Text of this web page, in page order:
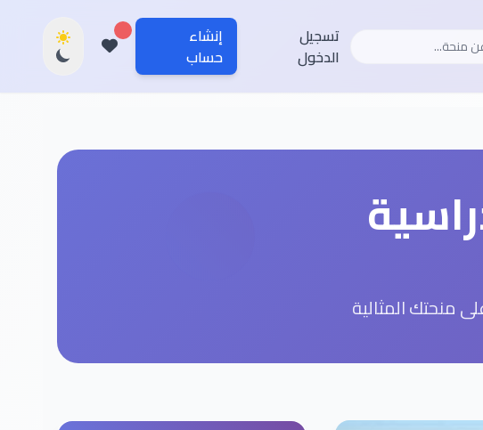
منحة
تسجيل
الدخول
إنشاء
حساب
منحتك المثالية